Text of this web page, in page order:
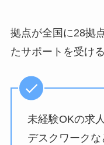
拠点が全国に28拠
たサポートを受け
未経験OKの求
デスクワーク